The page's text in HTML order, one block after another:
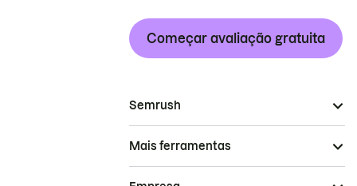
Começar avaliação gratuita
Semrush
Mais ferramentas